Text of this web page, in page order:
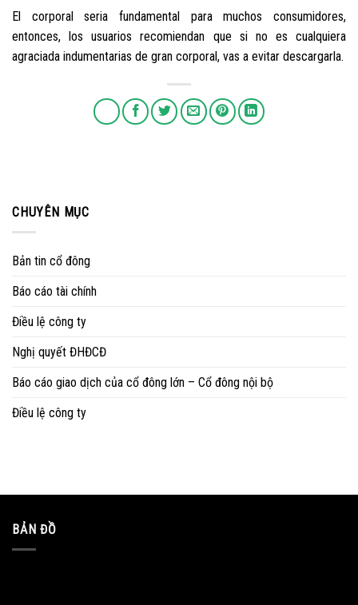
El corporal seri­a fundamental para muchos consumidores,
entonces, los usuarios recomiendan que si no es cualquiera
agraciada indumentarias de gran corporal, vas a evitar descargarla.
CHUYÊN MỤC
Bản tin cổ đông
Báo cáo tài chính
Điều lệ công ty
Nghị quyết ĐHĐCĐ
Báo cáo giao dịch của cổ đông lớn – Cổ đông nội bộ
Điều lệ công ty
BẢN ĐỒ